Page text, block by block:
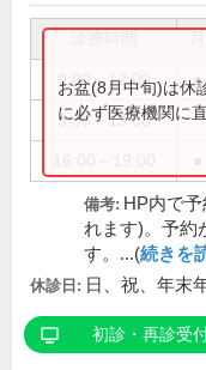
9:00～12:00 ●
9:00～13:00
お盆(8月中旬)は休
に必ず医療機関に
備考: HP内で
れます)。予約
す。...(続きを
休診日: 日、祝、年末
初診・再診受